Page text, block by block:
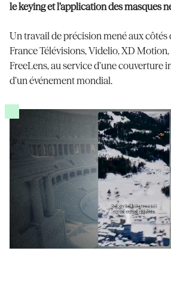
le keying et l’application des masques
Un travail de précision mené aux côtés
France Télévisions, Videlio, XD
FreeLens, au service d’une couverture
d’un événement mondial.